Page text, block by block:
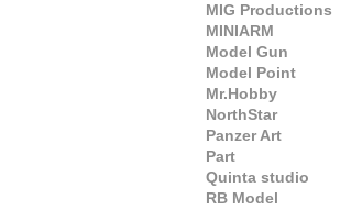
MIG Productions
MINIARM
Model Gun
Model Point
Mr.Hobby
NorthStar
Panzer Art
Part
Quinta studio
RB Model